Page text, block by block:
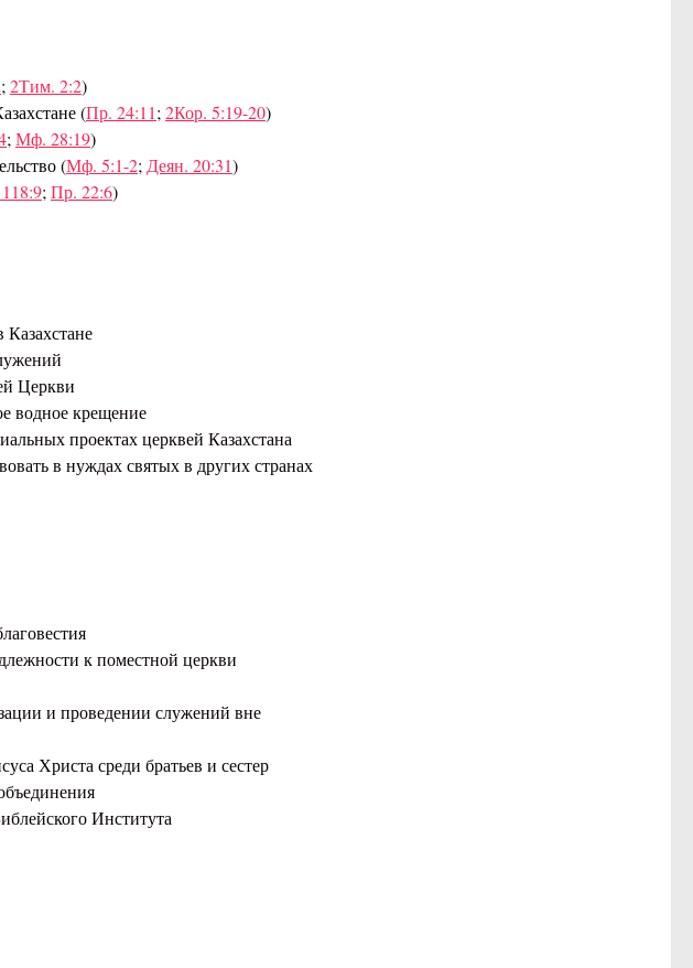
; 2Тим. 2:2)
(Пр. 24:11; 2Кор. 5:19-20)
; Мф. 28:19)
(Мф. 5:1-2; Деян. 20:31)
; Пр. 22:6)
Казахстане
Церкви
водное крещение
проектах церквей Казахстана
в нуждах святых в других странах
к поместной церкви
и проведении служений вне
Христа среди братьев и сестер
Института